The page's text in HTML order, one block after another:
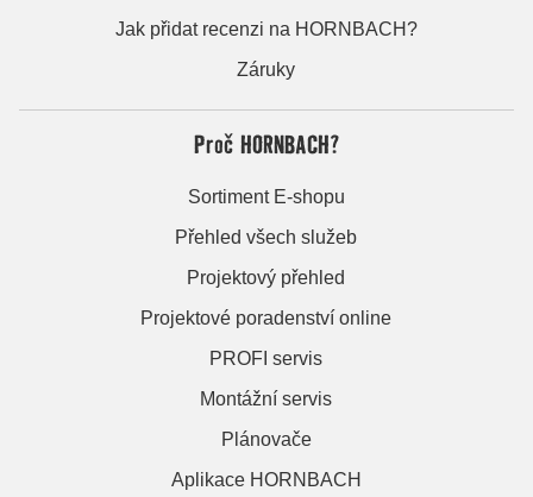
Jak přidat recenzi na HORNBACH?
Záruky
Proč HORNBACH?
Sortiment E-shopu
Přehled všech služeb
Projektový přehled
Projektové poradenství online
PROFI servis
Montážní servis
Plánovače
Aplikace HORNBACH